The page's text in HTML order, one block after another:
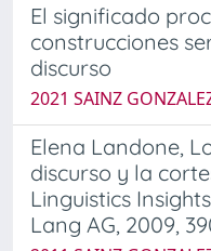
El significado
construcciones
discurso
2021 SAINZ
Elena Landone,
discurso y la
Linguistics
Lang AG, 2009,